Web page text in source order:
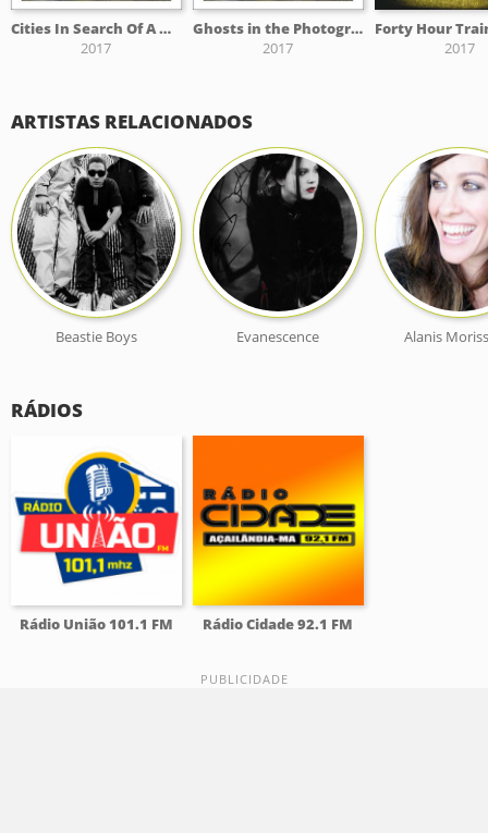
Cities In Search Of A Heart
2017
Ghosts in the Photographs
2017
2017
ARTISTAS RELACIONADOS
Beastie Boys Evanescence Alanis
RÁDIOS
Rádio União 101.1 FM Rádio Cidade 92.1 FM